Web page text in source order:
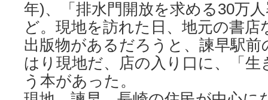
年)、「排水門開放を求める30万
ど。現地を訪れた日、地元の書店
出版物があるだろうと、諫早駅
はり現地だ、店の入り口に、「生
う本があった。